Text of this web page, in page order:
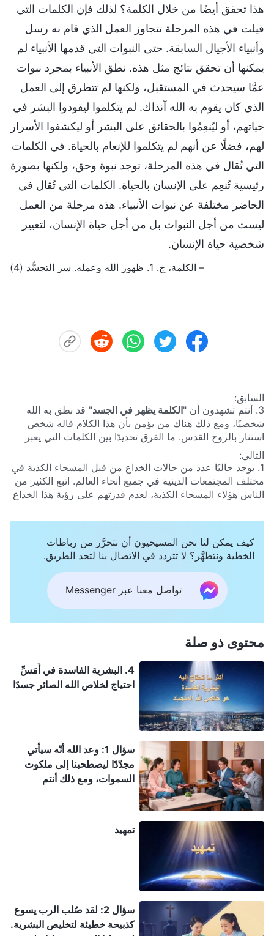
هذا تحقق أيضًا من خلال الكلمة؟ لذلك فإن الكلمات التي
قيلت في هذه المرحلة تتجاوز العمل الذي قام به رسل
وأنبياء الأجيال السابقة. حتى النبوات التي قدمها الأنبياء لم
يمكنها أن تحقق نتائج مثل هذه. نطق الأنبياء بمجرد نبوات
عمَّا سيحدث في المستقبل، ولكنها لم تتطرق إلى العمل
الذي كان يقوم به الله آنذاك. لم يتكلموا ليقودوا البشر في
حياتهم، أو ليُنعِمُوا بالحقائق على البشر أو ليكشفوا الأسرار
لهم، فضلًا عن أنهم لم يتكلموا للإنعام بالحياة. في الكلمات
التي تُقال في هذه المرحلة، توجد نبوة وحق، ولكنها بصورة
رئيسية تُنعِم على الإنسان بالحياة. الكلمات التي تُقال في
الحاضر مختلفة عن نبوات الأنبياء. هذه مرحلة من العمل
ليست من أجل النبوات بل من أجل حياة الإنسان، لتغيير
شخصية حياة الإنسان.
– الكلمة، ج. 1. ظهور الله وعمله. سر التجسُّد (4)
السابق:
3. أنتم تشهدون أن "
الكلمة يظهر في الجسد" قد نطق به الله
شخصيًا، ومع ذلك هناك من يؤمن بأن هذا الكلام قاله شخص
استنار بالروح القدس. ما الفرق تحديدًا بين الكلمات التي يعبر
عنها الله المتجسد، والكلمات التي يقولها شخص يستنير بالروح
القدس؟
التالي:
1. يوجد حاليًا عدد من حالات الخداع من قبل المسحاء الكذبة في
مختلف المجتمعات الدينية في جميع أنحاء العالم. اتبع الكثير من
الناس هؤلاء المسحاء الكذبة، لعدم قدرتهم على رؤية هذا الخداع
قَالَ لَكُمْ أَحَدٌ: هُوَذَا ٱلْمَسِيحُ هُنَا! أَوْ: هُنَاكَ! فَلَا تُصَدِّقُوا. لِأَنَّهُ
سَيَقُومُ مُسَحَاءُ كَذَبَةٌ وَأَنْبِيَاءُ كَذَبَةٌ وَيُعْطُونَ آيَاتٍ عَظِيمَةً وَعَجَائِبَ،
حَتَّى يُضِلُّوا لَوْ أَمْكَنَ ٱلْمُخْتَارِينَ أَيْضًا"(متى 24: 23-24)
لذلك نؤمن بأن أي شخص يُشهد له على أنه مجيء الرب هو بلا
شك مسيح كاذب، وليست هناك حاجة للبحث عنه والتحري عنه.
هل نحن مخطئون في هذا الإيمان؟
كيف يمكن لنا نحن المسيحيون أن نتحرَّر من رباطات
الخطية ونتطهَّر؟ لا تتردد في الاتصال بنا لتجد الطريق.
تواصل معنا عبر Messenger
محتوى ذو صلة
4. البشرية الفاسدة في أَمَسِّ
احتياج لخلاص الله الصائر جسدًا
سؤال 1: وعد الله أنّه سيأتي
مجدّدًا ليصطحبنا إلى ملكوت
السموات، ومع ذلك أنتم
بوضوح أنّ الرب سينزل على
تمهيد
سؤال 2: لقد صُلب الرب يسوع
كذبيحة خطيئة لتخليص البشرية.